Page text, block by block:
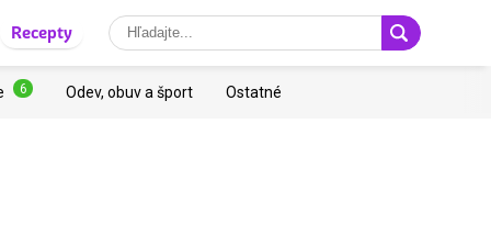
Recepty
6 Odev, obuv a šport Ostatné